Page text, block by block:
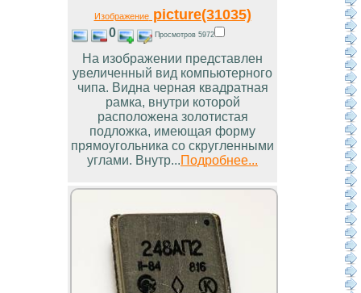
Изображениеpicture(31035)
0 Просмотров 5972
На изображении представлен
увеличенный вид компьютерного
чипа. Видна черная квадратная
рамка, внутри которой
расположена золотистая
подложка, имеющая форму
прямоугольника со скругленными
углами. Внутр...Подробнее...